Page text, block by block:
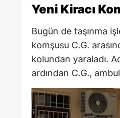
Yeni Kiracı
Bugün de taşınma
komşusu C.G.
kolundan yaraladı.
ardından C.G.,